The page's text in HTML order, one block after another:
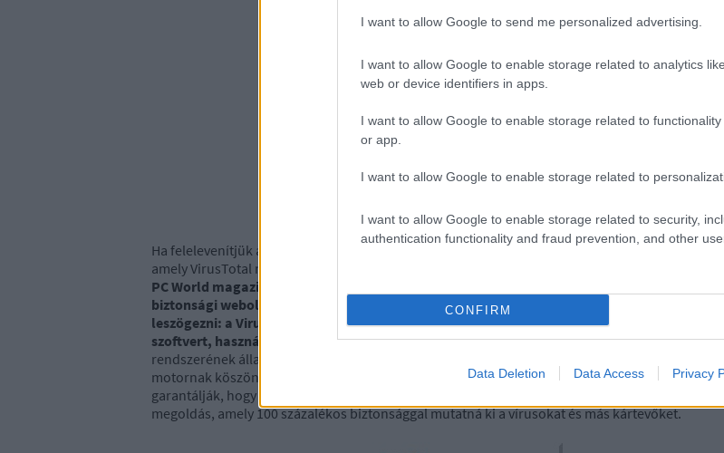
I want to allow Google to send me personalized advertising.
I want to allow Google to enable storage related to analytics
web or device identifiers in apps.
I want to allow Google to enable storage related to
or app.
I want to allow Google to enable storage related to
I want to allow Google to enable storage related to security,
authentication functionality and fraud prevention, and other
CONFIRM
Data Deletion Data Access Privacy
Ha felelevenítjük a kezdeteket, eredetileg egy spanyol weboldal volt ez a Hispasec
amely VirusTotal néven már évek óta kínálja ezt a lehetőséget a felhasználók millióinak.
PC World magazin a "2007. év 100 legjobb terméke" díjat adományozta a VirusTotalnak a
biztonsági weboldalak kategóriában.
A weboldal készítői
leszögezni: a VirusTotal nem helyettesítheti a számítógépre telepített egyedi vírusvédelmi
szoftvert, használatával csak egy kiválasztott állományt vizsgálhatunk. A felhasználó
rendszerének állandó vírusvédelmére a módszer nem alkalmas. Bár a több, különféle
motornak köszönhetően a felismerési arány kiemelkedő, ezek az eredmények együttesen sem
garantálják, hogy egy adott állomány valóban ártalmatlan. Pillanatnyilag nem létezik olyan
megoldás, amely 100 százalékos biztonsággal mutatná ki a vírusokat és más kártevőket.